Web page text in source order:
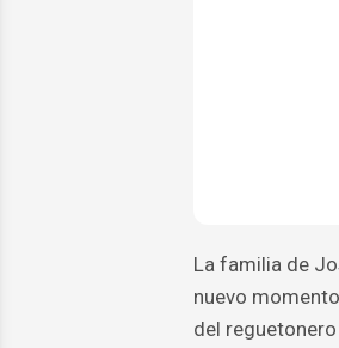
La familia de
nuevo
del